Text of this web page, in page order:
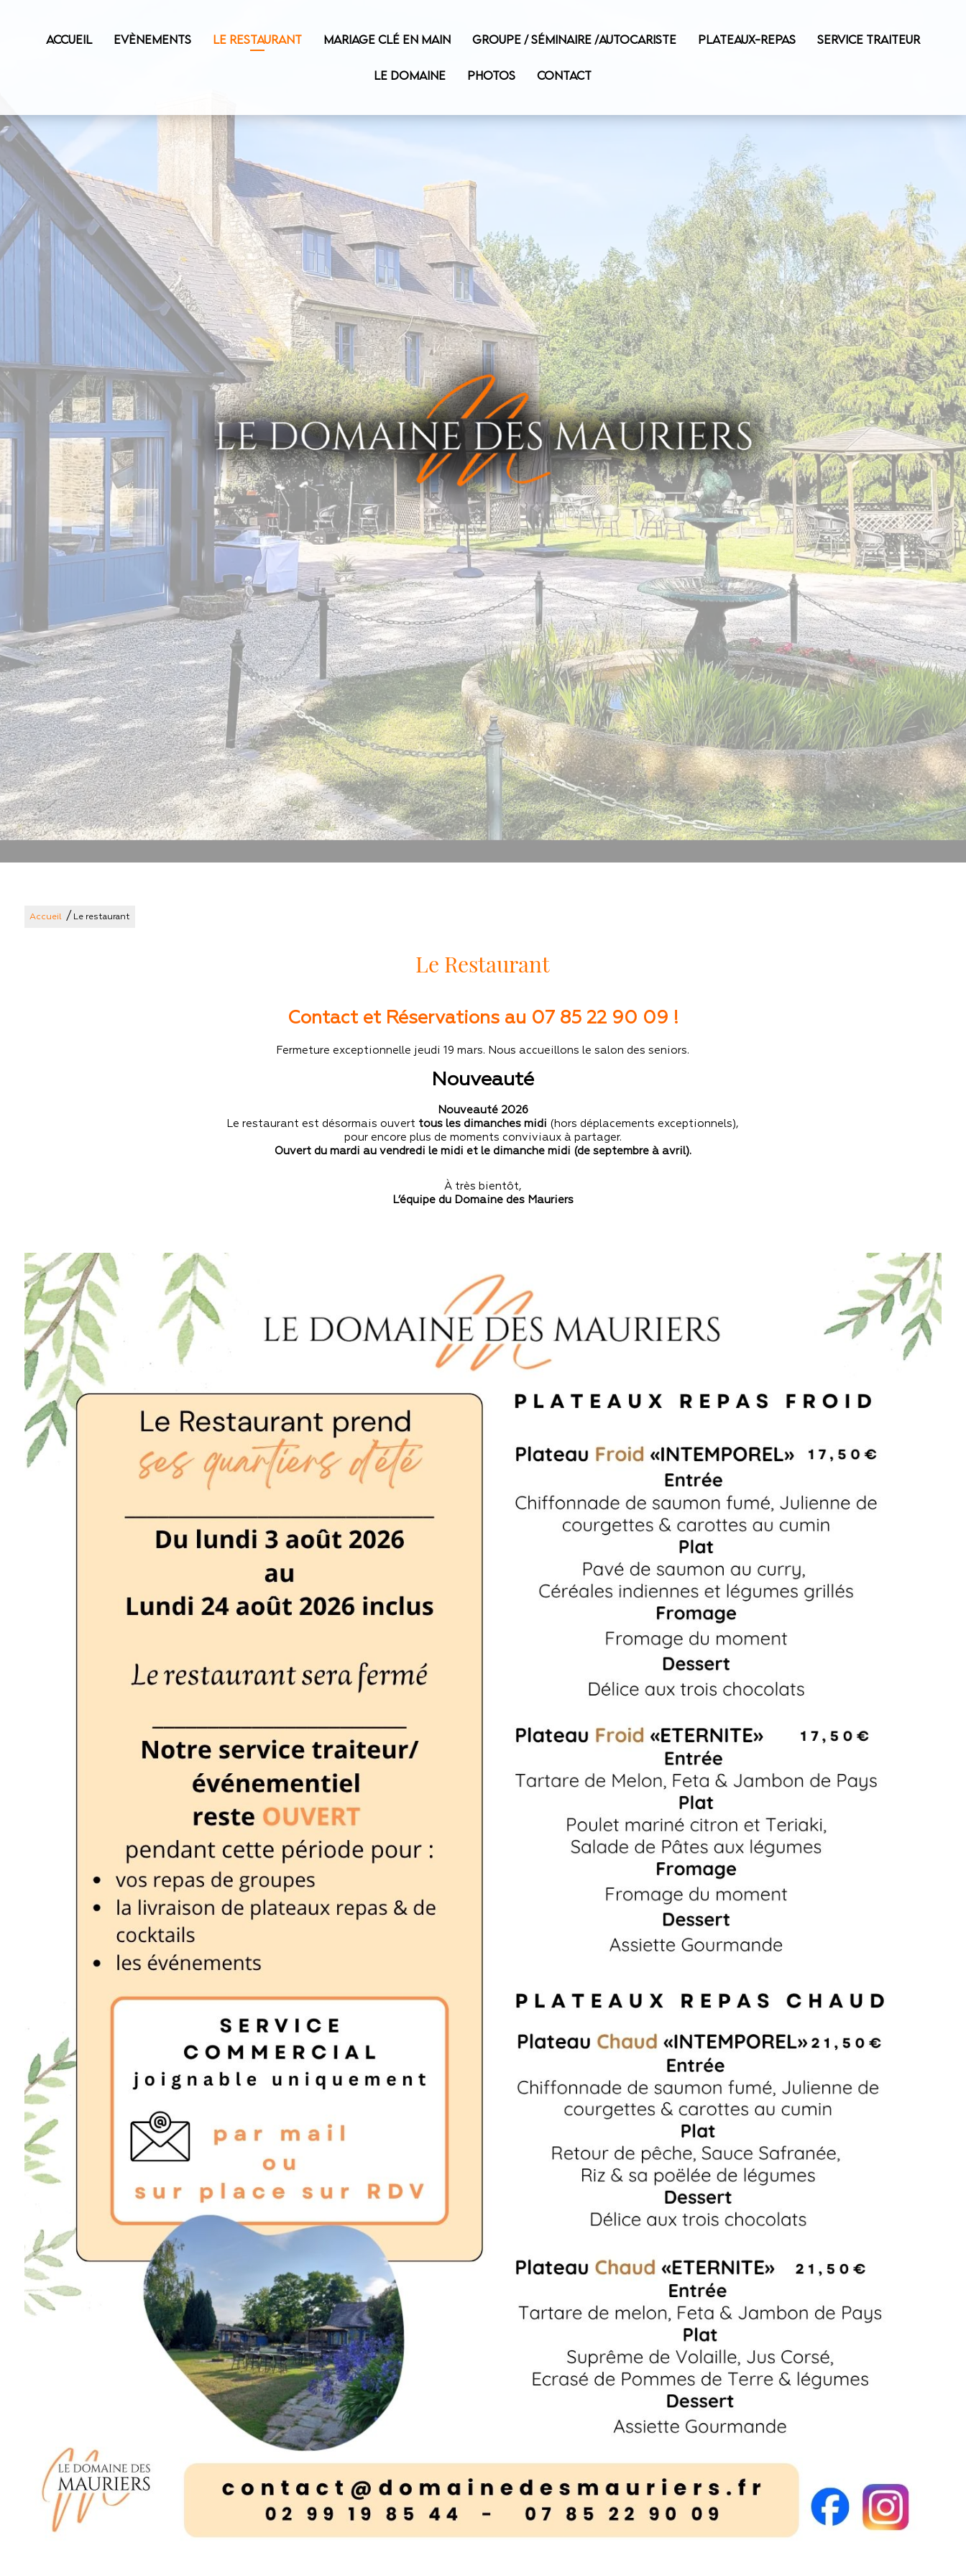
ACCUEIL EVÈNEMENTS LE RESTAURANT MARIAGE CLÉ EN MAIN GROUPE / SÉMINAIRE /AUTOCARISTE PLATEAUX-REPAS SERVICE TRAITEUR
LE DOMAINE PHOTOS CONTACT
Accueil / Le restaurant
Le Restaurant
Contact et Réservations au 07 85 22 90 09 !
Fermeture exceptionnelle jeudi 19 mars. Nous accueillons le salon des seniors.
Nouveauté
Nouveauté 2026
Le restaurant est désormais ouvert tous les dimanches midi (hors déplacements exceptionnels),
pour encore plus de moments conviviaux à partager.
Ouvert du mardi au vendredi le midi et le dimanche midi (de septembre à avril).
À très bientôt,
L’équipe du Domaine des Mauriers